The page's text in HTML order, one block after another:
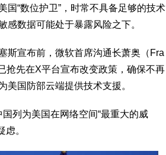
国“数位护卫”，时常不具备足够的技术
感数据可能处于暴露风险之下。
宣布前，微软首席沟通长萧奥（Fra
抢先在X平台宣布改变政策，确保不再
美国防部云端提供技术支援。
列为美国在网络空间“最重大的威
。